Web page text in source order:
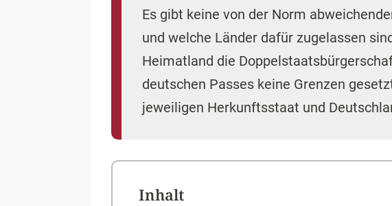
Es gibt keine von der Norm
und welche Länder dafür zugelassen
Heimatland die
deutschen Passes keine Grenzen
jeweiligen Herkunftsstaat und
Inhalt